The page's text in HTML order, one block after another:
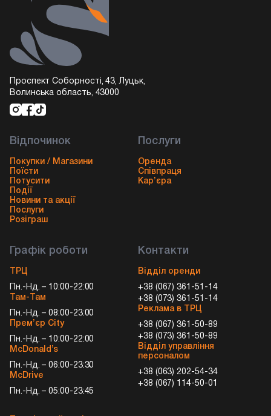
Проспект Соборності, 43, Луцьк,
Волинська область, 43000
Відпочинок
Покупки / Магазини
Поїсти
Потусити
Події
Новини та акції
Послуги
Розіграш
Послуги
Оренда
Співпраця
Кар’єра
Графік роботи
ТРЦ
Пн.-Нд. – 10:00-22:00
Там-Там
Пн.-Нд. – 08:00-23:00
Прем’єр City
Пн.-Нд. – 10:00-22:00
McDonald’s
Пн.-Нд. – 06:00-23:30
McDrive
Пн.-Нд. – 05:00-23:45
Контакти
Відділ оренди
+38 (067) 361-51-14
+38 (073) 361-51-14
Реклама в ТРЦ
+38 (067) 361-50-89
+38 (073) 361-50-89
Відділ управління
персоналом
+38 (063) 202-54-34
+38 (067) 114-50-01